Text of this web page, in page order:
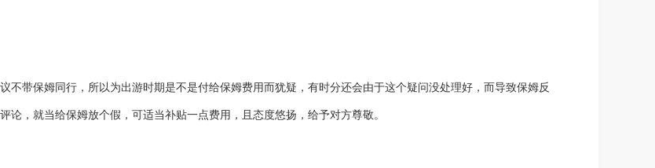
不带保姆同行，所以为出游时期是不是付给保姆费用而犹疑，有时分还会由于这个疑问没处理好，而导致保姆反
，就当给保姆放个假，可适当补贴一点费用，且态度悠扬，给予对方尊敬。